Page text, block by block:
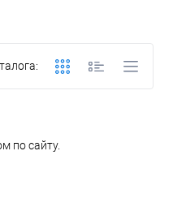
по сайту.